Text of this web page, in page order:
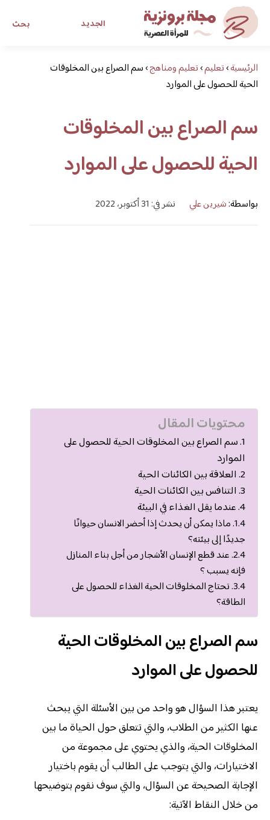
بحث الجديد
مجلة برونزية للفتاة العصريةالرئيسية›تعليم›تعليم ومناهج›سم الصراع بين المخلوقات
الحية للحصول على الموارد
سم الصراع بين المخلوقات
الحية للحصول على الموارد
بواسطة:شيرين علي نشر في: 31 أكتوبر، 2022
محتويات المقال
سم الصراع بين المخلوقات الحية للحصول على
الموارد
العلاقة بين الكائنات الحية
التنافس بين الكائنات الحية
عندما يقل الغذاء في البيئة
ماذا يمكن أن يحدث إذا أحضر الانسان حيوانًا
جديدًا إلى بيئته؟
عند قطع الإنسان الأشجار من أجل بناء المنازل
فإنه يسبب ؟
تحتاج المخلوقات الحية الغذاء للحصول على
الطاقة؟
سم الصراع بين المخلوقات الحية
للحصول على الموارد
يعتبر هذا السؤال هو واحد من بين الأسئلة التي يبحث
عنها الكثير من الطلاب، والتي تتعلق حول الحياة ما بين
المخلوقات الحية، والذي يحتوي على مجموعة من
الاختيارات، والتي يتوجب على الطالب أن يقوم باختيار
الإجابة الصحيحة عن السؤال، والتي سوف نقوم بتوضيحها
من خلال النقاط الآتية: